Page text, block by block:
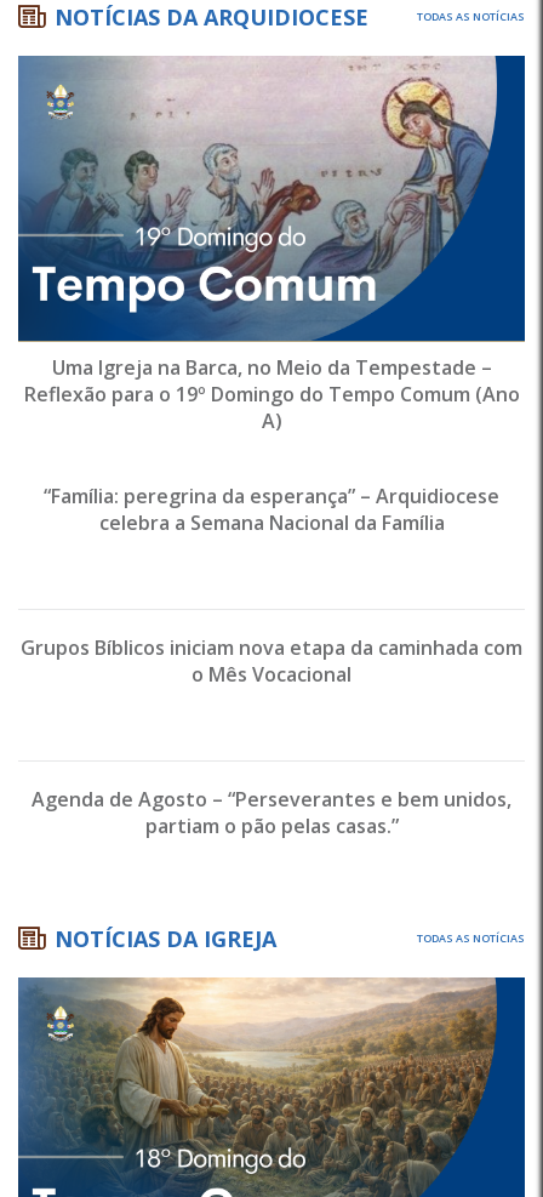
NOTÍCIAS DA ARQUIDIOCESE TODAS AS NOTÍCIAS
Uma Igreja na Barca, no Meio da Tempestade –
Reflexão para o 19º Domingo do Tempo Comum (Ano
A)
“Família: peregrina da esperança” – Arquidiocese
celebra a Semana Nacional da Família
Grupos Bíblicos iniciam nova etapa da caminhada com
o Mês Vocacional
Agenda de Agosto – “Perseverantes e bem unidos,
partiam o pão pelas casas.”
NOTÍCIAS DA IGREJA TODAS AS NOTÍCIAS